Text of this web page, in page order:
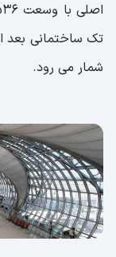
تک ساختمانی بعد
شمار می رود.